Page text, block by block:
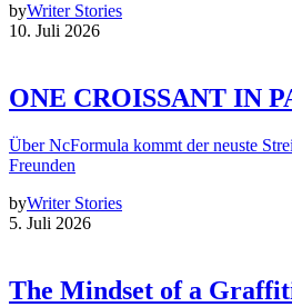
byWriter Stories
10. Juli 2026
ONE CROISSANT IN
Über NcFormula kommt der neuste
Freunden
byWriter Stories
5. Juli 2026
The Mindset of a